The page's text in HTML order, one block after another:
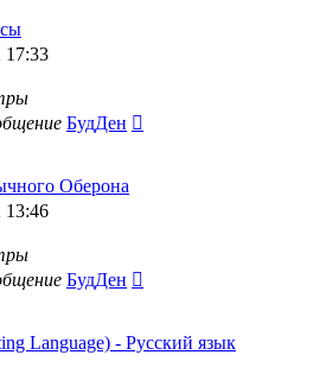
17:33
БудДен
Оберона
13:46
БудДен
Language) - Русский язык